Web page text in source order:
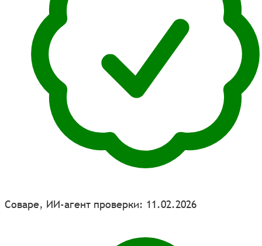
Соваре, ИИ-агент проверки: 11.02.2026